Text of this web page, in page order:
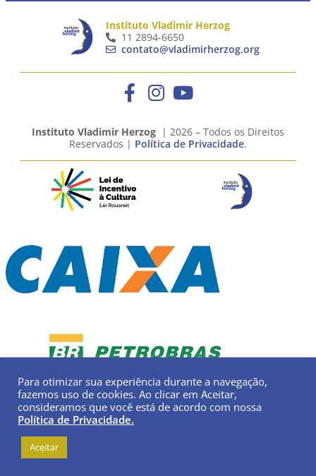
Instituto Vladimir Herzog
11 2894-6650
contato@vladimirherzog.org
Instituto Vladimir Herzog | 2026 – Todos os Direitos
Reservados | Política de Privacidade.
Para otimizar sua experiência durante a navegação,
fazemos uso de cookies. Ao clicar em Aceitar,
consideramos que você está de acordo com nossa
Política de Privacidade.
Aceitar